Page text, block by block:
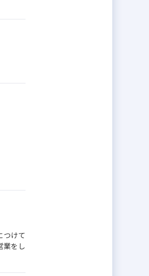
つけて
業をし